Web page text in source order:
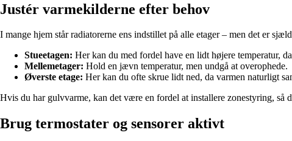
Justér varmekilderne efter behov
I mange hjem står radiatorerne ens indstillet på alle etager – men det er
Stueetagen: Her kan du med fordel have en lidt højere temperatur,
Mellemetager: Hold en jævn temperatur, men undgå at overophede.
Øverste etage: Her kan du ofte skrue lidt ned, da varmen naturligt
Hvis du har gulvvarme, kan det være en fordel at installere zonestyring, så
Brug termostater og sensorer aktivt